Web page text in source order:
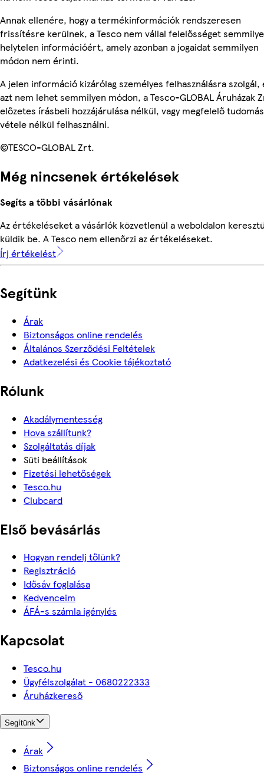
Annak ellenére, hogy a termékinformációk rendszeresen
frissítésre kerülnek, a Tesco nem vállal felelősséget
helytelen információért, amely azonban a jogaidat semmilyen
módon nem érinti.
A jelen információ kizárólag személyes felhasználásra szolgál,
azt nem lehet semmilyen módon, a Tesco-GLOBAL Áruházak
előzetes írásbeli hozzájárulása nélkül, vagy megfelelő
vétele nélkül felhasználni.
©TESCO-GLOBAL Zrt.
Még nincsenek értékelések
Segíts a többi vásárlónak
Az értékeléseket a vásárlók közvetlenül a weboldalon
küldik be. A Tesco nem ellenőrzi az értékeléseket.
Írj értékelést
Segítünk
Árak
Biztonságos online rendelés
Általános Szerződési Feltételek
Adatkezelési és Cookie tájékoztató
Rólunk
Akadálymentesség
Hova szállítunk?
Szolgáltatás díjak
Süti beállítások
Fizetési lehetőségek
Tesco.hu
Clubcard
Első bevásárlás
Hogyan rendelj tőlünk?
Regisztráció
Idősáv foglalása
Kedvenceim
ÁFÁ-s számla igénylés
Kapcsolat
Tesco.hu
Ügyfélszolgálat - 0680222333
Áruházkereső
Segítünk
Árak
Biztonságos online rendelés